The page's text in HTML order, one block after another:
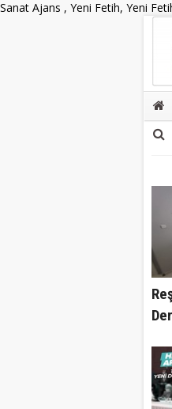
Sanat Ajans , Yeni Fetih, Yeni